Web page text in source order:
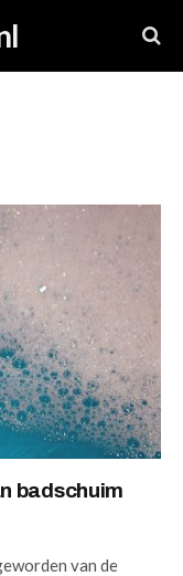
badschuim
van de